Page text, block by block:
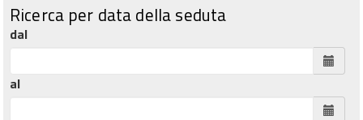
Ricerca per data della seduta
dal
al